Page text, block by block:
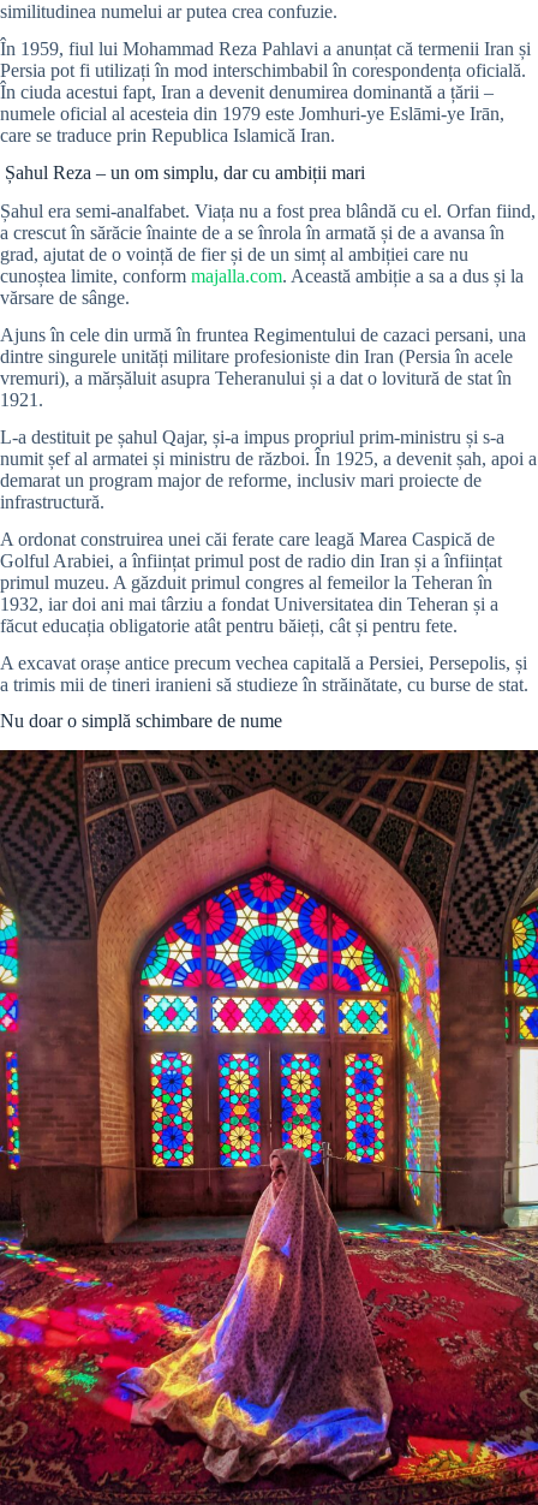
similitudinea numelui ar putea crea confuzie.
În 1959, fiul lui Mohammad Reza Pahlavi a anunțat că termenii Iran și
Persia pot fi utilizați în mod interschimbabil în corespondența oficială.
În ciuda acestui fapt, Iran a devenit denumirea dominantă a țării –
numele oficial al acesteia din 1979 este Jomhuri-ye Eslāmi-ye Irān,
care se traduce prin Republica Islamică Iran.
Șahul Reza – un om simplu, dar cu ambiții mari
Șahul era semi-analfabet. Viața nu a fost prea blândă cu el. Orfan fiind,
a crescut în sărăcie înainte de a se înrola în armată și de a avansa în
grad, ajutat de o voință de fier și de un simț al ambiției care nu
cunoștea limite, conform majalla.com. Această ambiție a sa a dus și la
vărsare de sânge.
Ajuns în cele din urmă în fruntea Regimentului de cazaci persani, una
dintre singurele unități militare profesioniste din Iran (Persia în acele
vremuri), a mărșăluit asupra Teheranului și a dat o lovitură de stat în
1921.
L-a destituit pe șahul Qajar, și-a impus propriul prim-ministru și s-a
numit șef al armatei și ministru de război. În 1925, a devenit șah, apoi a
demarat un program major de reforme, inclusiv mari proiecte de
infrastructură.
A ordonat construirea unei căi ferate care leagă Marea Caspică de
Golful Arabiei, a înființat primul post de radio din Iran și a înființat
primul muzeu. A găzduit primul congres al femeilor la Teheran în
1932, iar doi ani mai târziu a fondat Universitatea din Teheran și a
făcut educația obligatorie atât pentru băieți, cât și pentru fete.
A excavat orașe antice precum vechea capitală a Persiei, Persepolis, și
a trimis mii de tineri iranieni să studieze în străinătate, cu burse de stat.
Nu doar o simplă schimbare de nume